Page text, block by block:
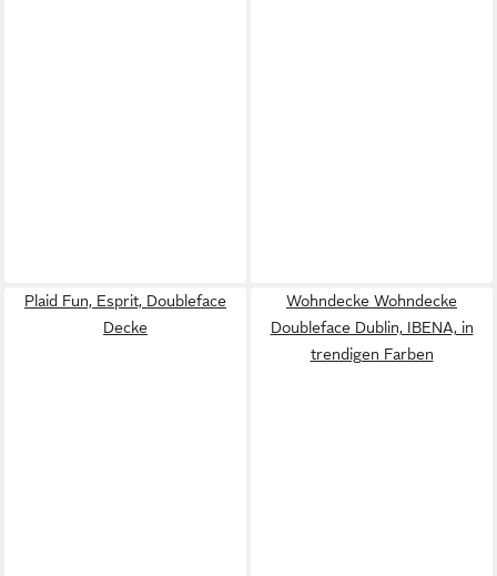
Plaid Fun, Esprit, Doubleface
Decke
Wohndecke Wohndecke
Doubleface Dublin, IBENA, in
trendigen Farben